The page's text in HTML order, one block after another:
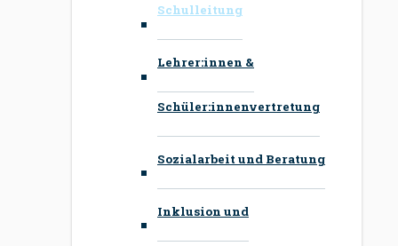
Schulleitung
Lehrer:innen &
Schüler:innenvertretung
Sozialarbeit und Beratung
Inklusion und